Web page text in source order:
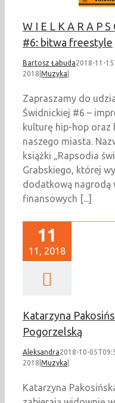
W I E L K A R A P
#6: bitwa freestyle
Bartosz Łabuda2018-11-
2018 Muzyka
Zapraszamy do
Świdnickiej #6 –
kulturę hip-hop oraz
naszego miasta.
książki „Rapsodia
Grabskiego, której
dodatkową nagrodą
finansowych [...]
11
11, 2018
Katarzyna
Pogorzelską
Aleksandra2018-10-
2018 Muzyka
Katarzyna